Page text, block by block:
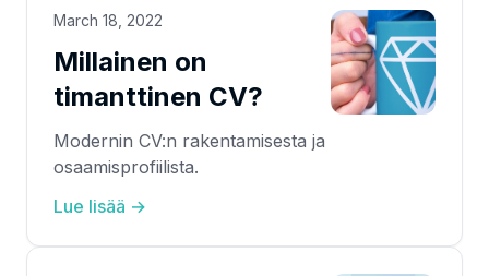
March 18, 2022
Millainen on
timanttinen CV?
Modernin CV:n rakentamisesta ja
osaamisprofiilista.
Lue lisää →